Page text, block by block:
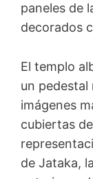
paneles de
decorados
El templo
un
imágenes
cubiertas
de Jataka,